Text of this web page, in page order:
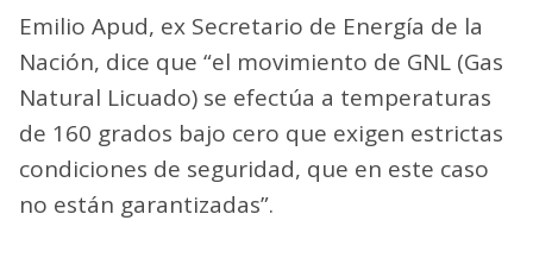
Emilio Apud, ex Secretario de Energía de la
Nación, dice que “el movimiento de GNL (Gas
Natural Licuado) se efectúa a temperaturas
de 160 grados bajo cero que exigen estrictas
condiciones de seguridad, que en este caso
no están garantizadas”.